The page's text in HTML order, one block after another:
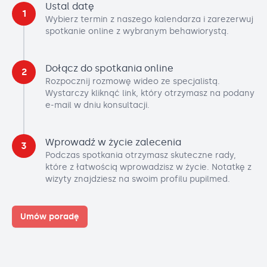
1
Ustal datę
Wybierz termin z naszego kalendarza i zarezerwuj
spotkanie online z wybranym behawiorystą.
2 Dołącz do spotkania online
Rozpocznij rozmowę wideo ze specjalistą.
Wystarczy kliknąć link, który otrzymasz na podany
e-mail w dniu konsultacji.
3 Wprowadź w życie zalecenia
Podczas spotkania otrzymasz skuteczne rady,
które z łatwością wprowadzisz w życie. Notatkę z
wizyty znajdziesz na swoim profilu pupilmed.
Umów poradę